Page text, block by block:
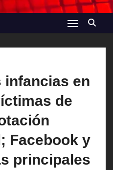
infancias en
de
Facebook y
principales